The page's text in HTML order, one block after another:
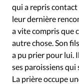
qui a repris contact
leur dernière
a vite compris que
autre chose. Son
a pu prier pour lui.
ses paroissiens
La prière occupe